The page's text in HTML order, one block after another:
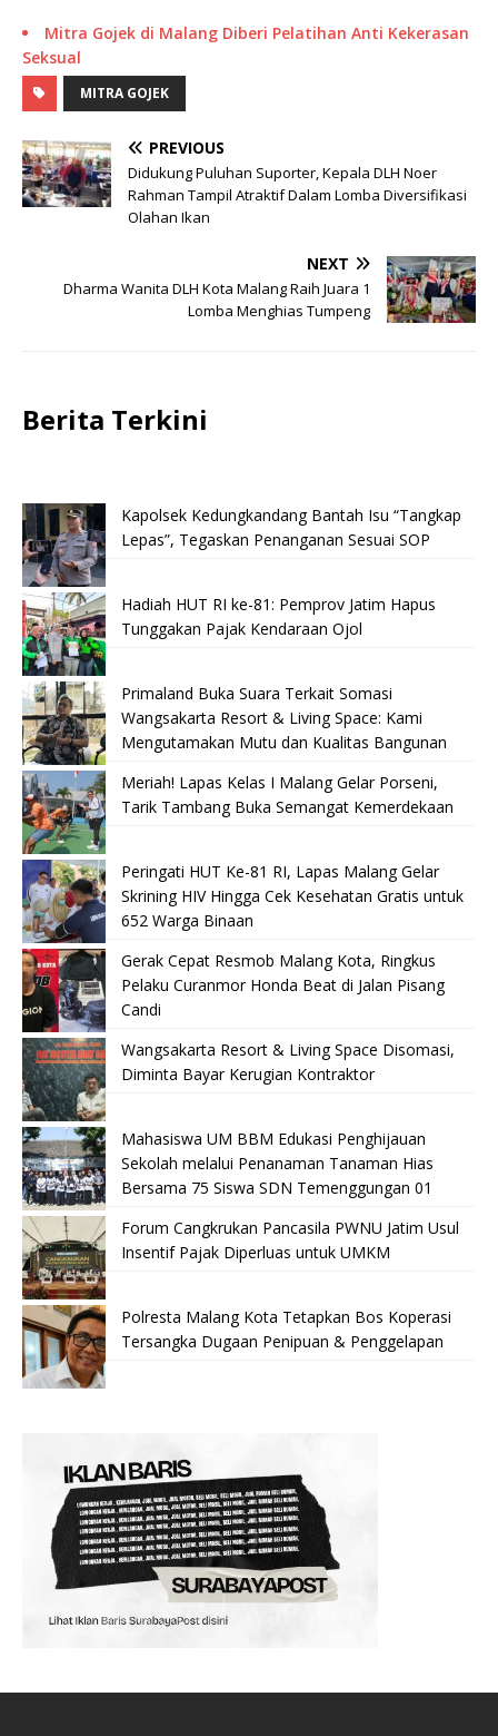
Mitra Gojek di Malang Diberi Pelatihan Anti Kekerasan
Seksual
MITRA GOJEK
PREVIOUS
Didukung Puluhan Suporter, Kepala DLH Noer
Rahman Tampil Atraktif Dalam Lomba Diversifikasi
Olahan Ikan
NEXT
Dharma Wanita DLH Kota Malang Raih Juara 1
Lomba Menghias Tumpeng
Berita Terkini
Kapolsek Kedungkandang Bantah Isu “Tangkap
Lepas”, Tegaskan Penanganan Sesuai SOP
Hadiah HUT RI ke-81: Pemprov Jatim Hapus
Tunggakan Pajak Kendaraan Ojol
Primaland Buka Suara Terkait Somasi
Wangsakarta Resort & Living Space: Kami
Mengutamakan Mutu dan Kualitas Bangunan
Meriah! Lapas Kelas I Malang Gelar Porseni,
Tarik Tambang Buka Semangat Kemerdekaan
Peringati HUT Ke-81 RI, Lapas Malang Gelar
Skrining HIV Hingga Cek Kesehatan Gratis untuk
652 Warga Binaan
Gerak Cepat Resmob Malang Kota, Ringkus
Pelaku Curanmor Honda Beat di Jalan Pisang
Candi
Wangsakarta Resort & Living Space Disomasi,
Diminta Bayar Kerugian Kontraktor
Mahasiswa UM BBM Edukasi Penghijauan
Sekolah melalui Penanaman Tanaman Hias
Bersama 75 Siswa SDN Temenggungan 01
Forum Cangkrukan Pancasila PWNU Jatim Usul
Insentif Pajak Diperluas untuk UMKM
Polresta Malang Kota Tetapkan Bos Koperasi
Tersangka Dugaan Penipuan & Penggelapan